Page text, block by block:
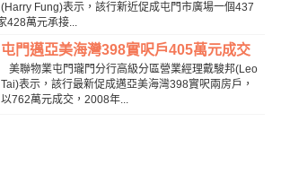
(Harry Fung)表示，該行新近促成屯門市廣場一個437
428萬元承接...
屯門邁亞美海灣398實呎戶405萬元成交
美聯物業屯門瓏門分行高級分區營業經理戴駿邦(Leo
Tai)表示，該行最新促成邁亞美海灣398實呎兩房戶，
以762萬元成交，2008年...